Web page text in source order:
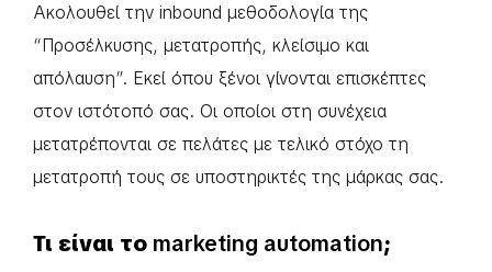
Ακολουθεί την inbound μεθοδολογία της
“Προσέλκυσης, μετατροπής, κλείσιμο και
απόλαυση”. Εκεί όπου ξένοι γίνονται επισκέπτες
στον ιστότοπό σας. Οι οποίοι στη συνέχεια
μετατρέπονται σε πελάτες με τελικό στόχο τη
μετατροπή τους σε υποστηρικτές της μάρκας σας.
Τι είναι το marketing automation;